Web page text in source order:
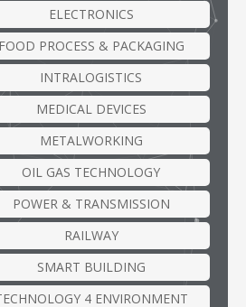
ELECTRONICS
FOOD PROCESS & PACKAGING
INTRALOGISTICS
MEDICAL DEVICES
METALWORKING
OIL GAS TECHNOLOGY
POWER & TRANSMISSION
RAILWAY
SMART BUILDING
4 ENVIRONMENT